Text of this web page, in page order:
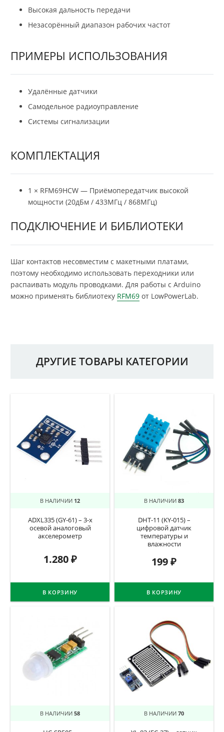
Высокая дальность передачи
Незасорённый диапазон рабочих частот
ПРИМЕРЫ ИСПОЛЬЗОВАНИЯ
Удалённые датчики
Самодельное радиоуправление
Системы сигнализации
КОМПЛЕКТАЦИЯ
1 × RFM69HCW — Приёмопередатчик высокой
мощности (20дБм / 433МГц / 868МГц)
ПОДКЛЮЧЕНИЕ И БИБЛИОТЕКИ
Шаг контактов несовместим с макетными платами,
поэтому необходимо использовать переходники или
распаивать модуль проводками. Для работы с Arduino
можно применять библиотеку RFM69 от LowPowerLab.
ДРУГИЕ ТОВАРЫ КАТЕГОРИИ
В НАЛИЧИИ 12
ADXL335 (GY-61) – 3-х
осевой аналоговый
акселерометр
1.280₽
В КОРЗИНУ
В НАЛИЧИИ 83
DHT-11 (KY-015) –
цифровой датчик
температуры и
влажности
199₽
В КОРЗИНУ
В НАЛИЧИИ 58 В НАЛИЧИИ 70